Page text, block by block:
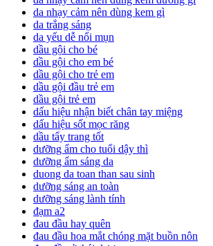
da nhạy cảm nên dùng kem gì
da trắng sáng
da yếu dễ nổi mụn
dầu gội cho bé
dầu gội cho em bé
dầu gội cho trẻ em
dầu gội đầu trẻ em
dầu gội trẻ em
dấu hiệu nhận biết chân tay miệng
dấu hiệu sốt mọc răng
dầu tẩy trang tốt
dưỡng ẩm cho tuổi dậy thì
dưỡng ẩm sáng da
duong da toan than sau sinh
dưỡng sáng an toàn
dưỡng sáng lành tính
đạm a2
đau đầu hay quên
đau đầu hoa mắt chóng mặt buồn nôn